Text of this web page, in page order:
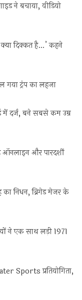
ने बचाया, वीडियो
दिक्कत है…’ कहने
गया ट्रंप का लहजा
में दर्ज, बने सबसे कम उम्र
ऑनलाइन और पारदर्शी
निधन, ब्रिगेड मेजर के
ने एक साथ लड़ी 1971
Sports प्रतियोगिता,